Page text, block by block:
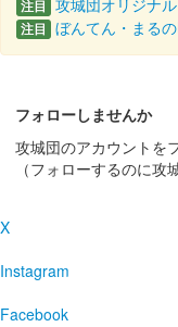
販売終了
昨年販売し
塙城
販売終了
注目 攻城団オリジナ
注目 ぼんてん・まる
フォローしませんか
攻城団のアカウントを
（フォローするのに攻
X
Instagram
Facebook